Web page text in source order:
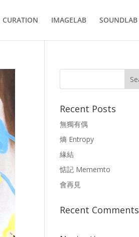
CURATION IMAGELAB SOUNDLAB
Recent Posts
無獨有偶
熵 Entropy
緣結
惦記 Mememto
會再見
Recent Comments